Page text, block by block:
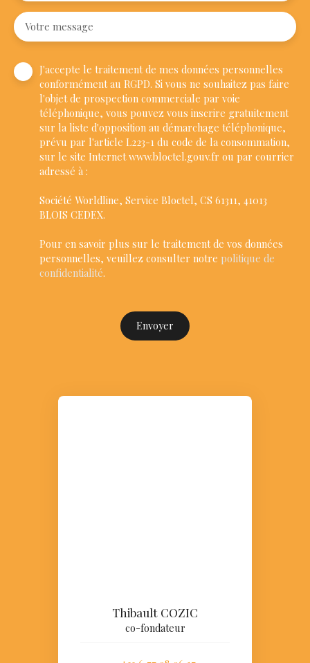
Votre message
J'accepte le traitement de mes données personnelles
conformément au RGPD. Si vous ne souhaitez pas faire
l'objet de prospection commerciale par voie
téléphonique, vous pouvez vous inscrire gratuitement
sur la liste d'opposition au démarchage téléphonique,
prévu par l'article L223-1 du code de la consommation,
sur le site Internet www.bloctel.gouv.fr ou par courrier
adressé à :
Société Worldline, Service Bloctel, CS 61311, 41013
BLOIS CEDEX.
Pour en savoir plus sur le traitement de vos données
personnelles, veuillez consulter notre politique de
confidentialité.
Envoyer
Thibault COZIC
co-fondateur